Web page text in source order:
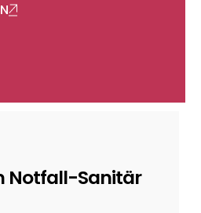
Notfall-Sanitär